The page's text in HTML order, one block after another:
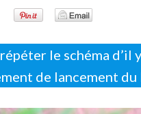
le schéma d’il
de lancement du